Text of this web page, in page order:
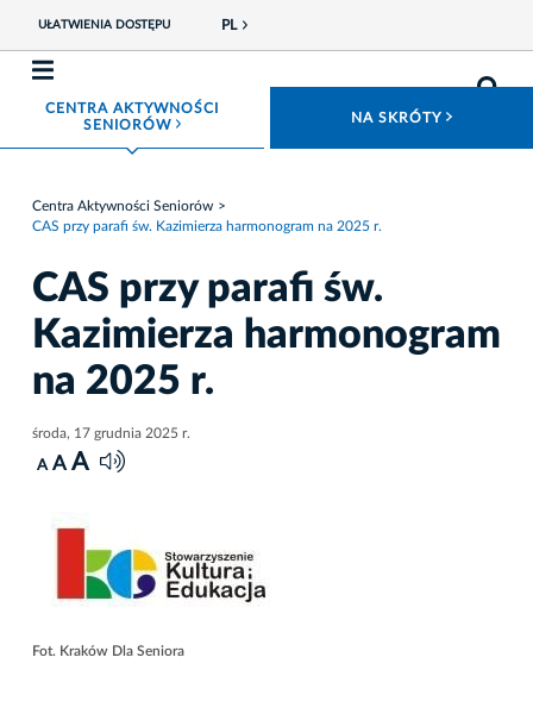
UŁATWIENIA DOSTĘPU PL
CENTRA AKTYWNOŚCI
SENIORÓWROZWIŃ MENU NA SKRÓTY
Centra Aktywności Seniorów
CAS przy parafi św. Kazimierza harmonogram na 2025 r.
CAS przy parafi św.
Kazimierza harmonogram
na 2025 r.
środa, 17 grudnia 2025 r.
A A A
Fot. Kraków Dla Seniora